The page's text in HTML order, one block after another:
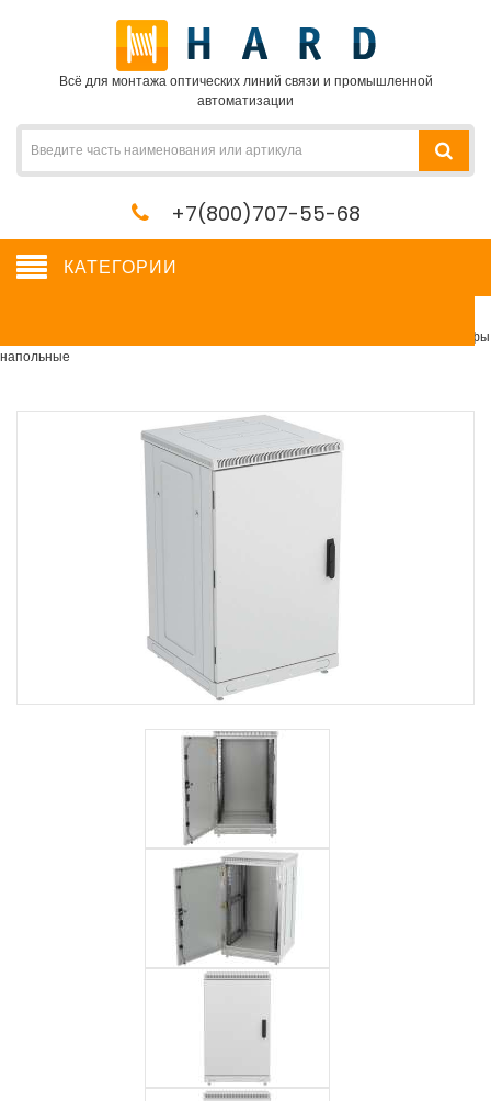
Всё для монтажа оптических линий связи и промышленной
автоматизации
+7(800)707-55-68
КАТЕГОРИИ
Шкафы
напольные